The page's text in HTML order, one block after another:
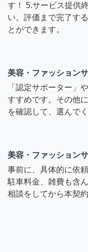
す！ 5.サービス提供
い。評価まで完了す
とができます。
美容・ファッション
「認定サポーター」
すすめです。その他
を確認して、選んでく
美容・ファッション
事前に、具体的に依
駐車料金、雑費も含
相談をしてから本契